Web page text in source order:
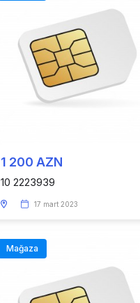
1 200 AZN
10 2223939
17 mart 2023
Mağaza